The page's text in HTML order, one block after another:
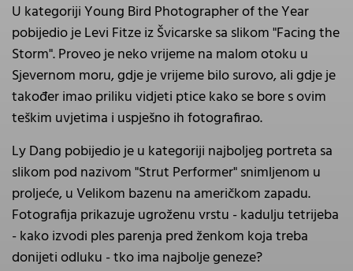
U kategoriji Young Bird Photographer of the Year
pobijedio je Levi Fitze iz Švicarske sa slikom "Facing the
Storm". Proveo je neko vrijeme na malom otoku u
Sjevernom moru, gdje je vrijeme bilo surovo, ali gdje je
također imao priliku vidjeti ptice kako se bore s ovim
teškim uvjetima i uspješno ih fotografirao.
Ly Dang pobijedio je u kategoriji najboljeg portreta sa
slikom pod nazivom "Strut Performer" snimljenom u
proljeće, u Velikom bazenu na američkom zapadu.
Fotografija prikazuje ugroženu vrstu - kadulju tetrijeba
- kako izvodi ples parenja pred ženkom koja treba
donijeti odluku - tko ima najbolje geneze?